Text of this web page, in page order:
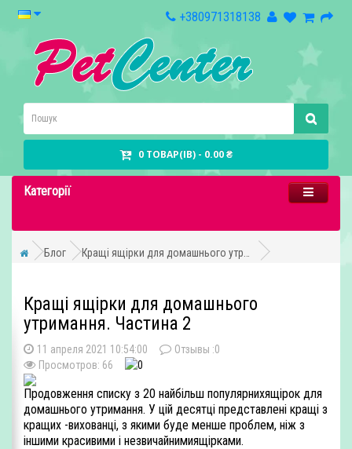
+380971318138
0 ТОВАР(ІВ) - 0.00 ₴
Категорії
Блог
Кращі ящірки для домашнього
утримання. Частина 2
11 апреля 2021 10:54:00 Отзывы :0
Просмотров: 66
Продовження списку з 20 найбільш популярнихящірок для
домашнього утримання. У цій десятці представлені кращі з
кращих -вихованці, з якими буде менше проблем, ніж з
іншими красивими і незвичайнимиящірками.